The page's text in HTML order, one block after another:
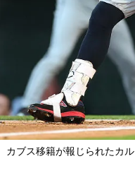
カブス移籍が報じられたカ